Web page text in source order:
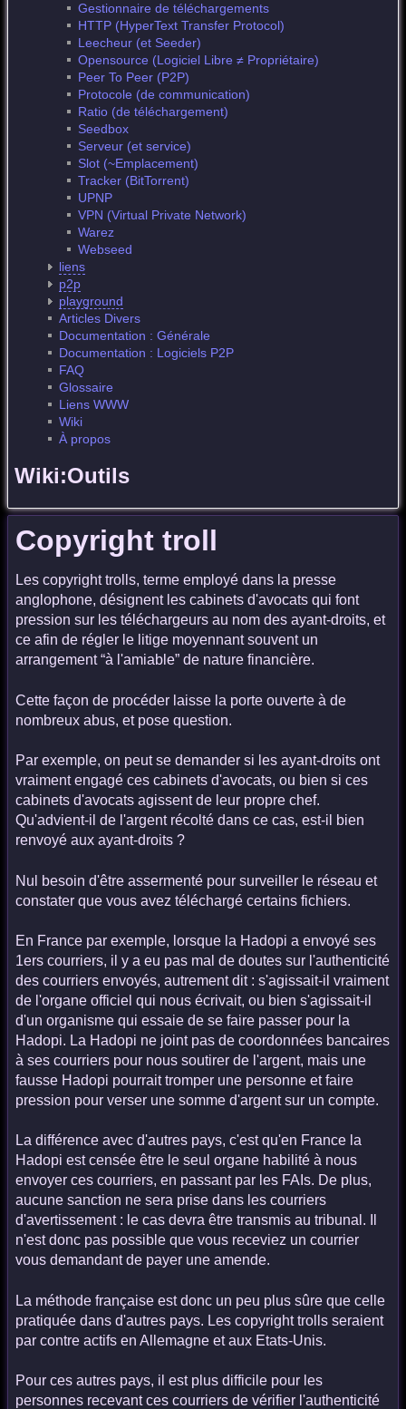
Gestionnaire de téléchargements
HTTP (HyperText Transfer Protocol)
Leecheur (et Seeder)
Opensource (Logiciel Libre ≠ Propriétaire)
Peer To Peer (P2P)
Protocole (de communication)
Ratio (de téléchargement)
Seedbox
Serveur (et service)
Slot (~Emplacement)
Tracker (BitTorrent)
UPNP
VPN (Virtual Private Network)
Warez
Webseed
liens
p2p
playground
Articles Divers
Documentation : Générale
Documentation : Logiciels P2P
FAQ
Glossaire
Liens WWW
Wiki
À propos
Wiki:Outils
Copyright troll
Les copyright trolls, terme employé dans la presse
anglophone, désignent les cabinets d'avocats qui font
pression sur les téléchargeurs au nom des ayant-droits, et
ce afin de régler le litige moyennant souvent un
arrangement “à l'amiable” de nature financière.
Cette façon de procéder laisse la porte ouverte à de
nombreux abus, et pose question.
Par exemple, on peut se demander si les ayant-droits ont
vraiment engagé ces cabinets d'avocats, ou bien si ces
cabinets d'avocats agissent de leur propre chef.
Qu'advient-il de l'argent récolté dans ce cas, est-il bien
renvoyé aux ayant-droits ?
Nul besoin d'être assermenté pour surveiller le réseau et
constater que vous avez téléchargé certains fichiers.
En France par exemple, lorsque la Hadopi a envoyé ses
1ers courriers, il y a eu pas mal de doutes sur l'authenticité
des courriers envoyés, autrement dit : s'agissait-il vraiment
de l'organe officiel qui nous écrivait, ou bien s'agissait-il
d'un organisme qui essaie de se faire passer pour la
Hadopi. La Hadopi ne joint pas de coordonnées bancaires
à ses courriers pour nous soutirer de l'argent, mais une
fausse Hadopi pourrait tromper une personne et faire
pression pour verser une somme d'argent sur un compte.
La différence avec d'autres pays, c'est qu'en France la
Hadopi est censée être le seul organe habilité à nous
envoyer ces courriers, en passant par les FAIs. De plus,
aucune sanction ne sera prise dans les courriers
d'avertissement : le cas devra être transmis au tribunal. Il
n'est donc pas possible que vous receviez un courrier
vous demandant de payer une amende.
La méthode française est donc un peu plus sûre que celle
pratiquée dans d'autres pays. Les copyright trolls seraient
par contre actifs en Allemagne et aux Etats-Unis.
Pour ces autres pays, il est plus difficile pour les
personnes recevant ces courriers de vérifier l'authenticité